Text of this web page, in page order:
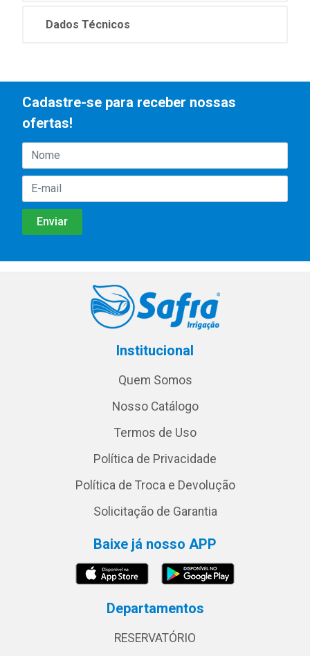
Dados Técnicos
Cadastre-se para receber nossas
ofertas!
Institucional
Quem Somos
Nosso Catálogo
Termos de Uso
Política de Privacidade
Política de Troca e Devolução
Solicitação de Garantia
Baixe já nosso APP
Departamentos
RESERVATÓRIO